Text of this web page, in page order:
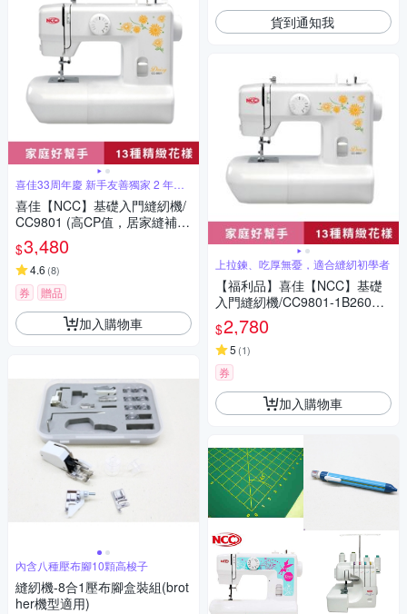
喜佳33周年慶 新手友善獨家 2 年保
固
喜佳【NCC】基礎入門縫紉機/
CC9801 (高CP值，居家縫補首
選)
$3,480
4.6 (8)
券 贈品
加入購物車
內含八種壓布腳10顆高梭子
縫紉機-8合1壓布腳盒裝組(brot
her機型適用)
貨到通知我
上拉鍊、吃厚無憂，適合縫紉初學者
【福利品】喜佳【NCC】基礎
入門縫紉機/CC9801-1B260O9
000823
$2,780
5 (1)
券
加入購物車